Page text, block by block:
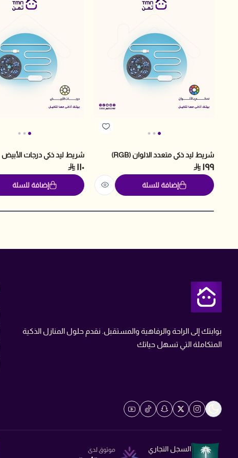
شريط ليد ذكي متعدد الالوان (RGB)
١٩٩
إضافة للسلة
شريط ليد ذكي درجات الأبيض
١١٠
إضافة للسلة
بوابتك إلى الراحة والرفاهية والمستقبل. نقدم حلول المنازل الذكية
المتكاملة التي تسهل حياتك
السجل التجاري موثوق لدى